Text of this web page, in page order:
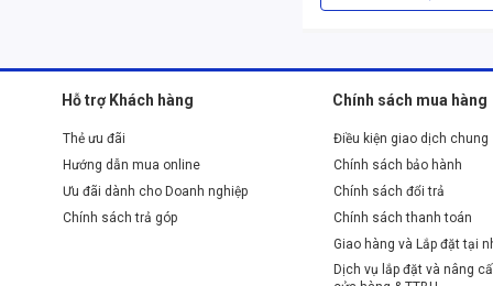
Hỗ trợ Khách hàng
Thẻ ưu đãi
Hướng dẫn mua online
Ưu đãi dành cho Doanh nghiệp
Chính sách trả góp
Chính sách mua hàng
Điều kiện giao dịch chung
Chính sách bảo hành
Chính sách đổi trả
Chính sách thanh toán
Giao hàng và Lắp đặt tại
Dịch vụ lắp đặt và nâng